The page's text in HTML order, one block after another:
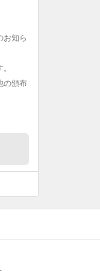
お知ら
の頒布